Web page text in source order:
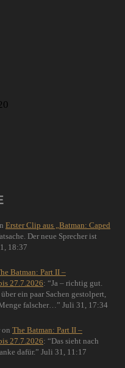
Erster Clip aus „Batman: Caped
Der neue Sprecher ist
18:37
Batman: Part II –
27.7.2026: “Ja – richtig gut.
ein paar Sachen gestolpert,
falscher… ” Juli 31, 17:34
on The Batman: Part II –
27.7.2026: “Das sieht nach
dafür. ” Juli 31, 11:17